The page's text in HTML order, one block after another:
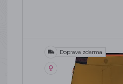
Doprava zdarma